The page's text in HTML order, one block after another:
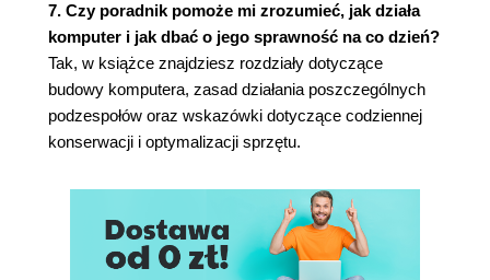
Komputer zawiesza się w trakcie
formatowania dysku twardego podczas
instalacji MS Windows 2000/XP (149)
Dysk twardy jest niewidoczny przy próbie
instalacji systemu Windows 2000/XP (150)
Napęd optyczny "nie widzi" płyty (150)
Problemy z wykrywaniem napędów
optycznych przez niektóre programy dla MS
7. Czy poradnik pomoże mi zrozumieć, jak działa
komputer i jak dbać o jego sprawność na co dzień?
Tak, w książce znajdziesz rozdziały dotyczące
budowy komputera, zasad działania poszczególnych
podzespołów oraz wskazówki dotyczące codziennej
konserwacji i optymalizacji sprzętu.